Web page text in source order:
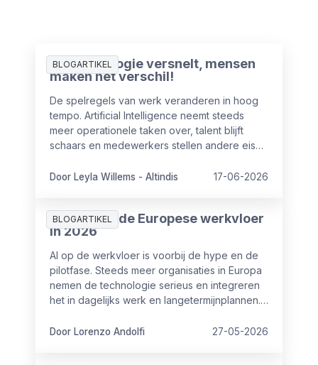
BLOGARTIKEL
AI-technologie versnelt, mensen
maken het verschil!
De spelregels van werk veranderen in hoog
tempo. Artificial Intelligence neemt steeds
meer operationele taken over, talent blijft
schaars en medewerkers stellen andere eisen
betekent dat een fundamentele verschuiving.
Door Leyla Willems - Altindis 17-06-2026
BLOGARTIKEL
AI in HR op de Europese werkvloer
in 2026
AI op de werkvloer is voorbij de hype en de
pilotfase. Steeds meer organisaties in Europa
nemen de technologie serieus en integreren
het in dagelijks werk en langetermijnplannen.
dat het ook iets oplevert.
Door Lorenzo Andolfi 27-05-2026